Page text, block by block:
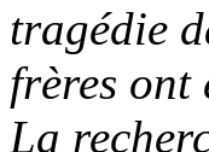
tragédie
frères ont
La